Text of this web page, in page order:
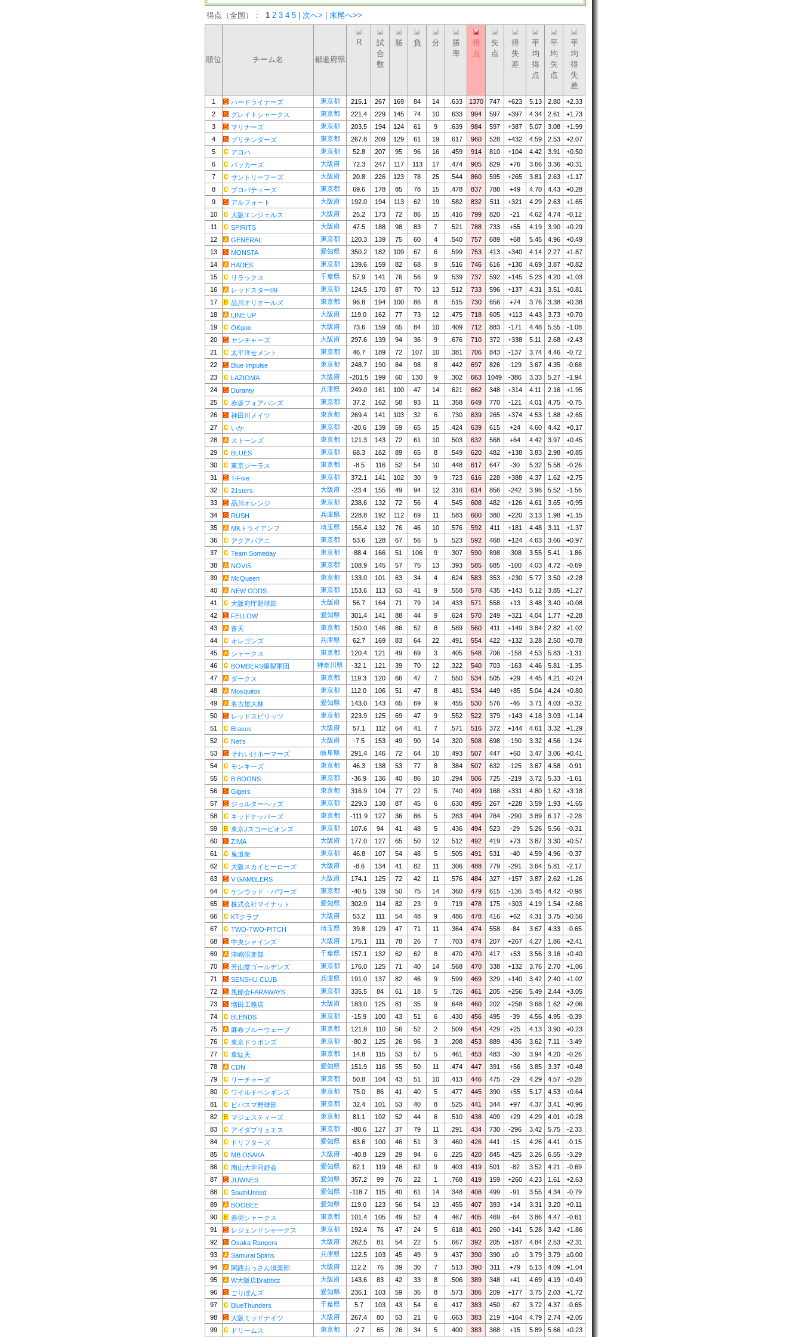
得点（全国）： 1 2 3 4 5 次へ> 末尾へ>>
順位 チーム名 都道府県
R
試
合
数
勝 負 分
勝
率
得
点
失
点
得
失
差
平
均
得
点
平
均
失
点
平
均
得
失
差
1 ハードライナーズ 東京都 215.1 267 169 84 14 .633 1370 747 +623 5.13 2.80
+2.33
2
グレイトシャークス 東京都 221.4 229 145 74 10 .633 994 597 +397 4.34 2.61
+1.73
3
マリナーズ 東京都 203.5 194 124 61 9 .639 984 597 +387 5.07 3.08
+1.99
4
プリテンダーズ 東京都 267.8 209 129 61 19 .617 960 528 +432 4.59 2.53
+2.07
5
アロハ 東京都 52.8 207 95 96 16 .459 914 810 +104 4.42 3.91
+0.50
6
バッカーズ 大阪府 72.3 247 117 113 17 .474 905 829 +76 3.66 3.36
+0.31
7
サントリーフーズ 大阪府 20.8 226 123 78 25 .544 860 595 +265 3.81 2.63
+1.17
8
プロパティーズ 東京都 69.6 178 85 78 15 .478 837 788 +49 4.70 4.43
+0.28
9
アルフォート 大阪府 192.0 194 113 62 19 .582 832 511 +321 4.29 2.63
+1.65
10
大阪エンジェルス 大阪府 25.2 173 72 86 15 .416 799 820 -21 4.62 4.74
-0.12
11
SPIRITS 大阪府 47.5 188 98 83 7 .521 788 733 +55 4.19 3.90
+0.29
12
GENERAL 東京都 120.3 139 75 60 4 .540 757 689 +68 5.45 4.96
+0.49
13
MONSTA 愛知県 350.2 182 109 67 6 .599 753 413 +340 4.14 2.27
+1.87
14
HADES 東京都 139.6 159 82 68 9 .516 746 616 +130 4.69 3.87
+0.82
15
リラックス 千葉県 57.9 141 76 56 9 .539 737 592 +145 5.23 4.20
+1.03
16
レッドスター09 東京都 124.5 170 87 70 13 .512 733 596 +137 4.31 3.51
+0.81
17
品川オリオールズ 東京都 96.8 194 100 86 8 .515 730 656 +74 3.76 3.38
+0.38
18
LINE UP 大阪府 119.0 162 77 73 12 .475 718 605 +113 4.43 3.73
+0.70
19
OKgoo 大阪府 73.6 159 65 84 10 .409 712 883 -171 4.48 5.55
-1.08
20
ヤンチャーズ 大阪府 297.6 139 94 36 9 .676 710 372 +338 5.11 2.68
+2.43
21
太平洋セメント 東京都 46.7 189 72 107 10 .381 706 843 -137 3.74 4.46
-0.72
22
Blue Impulse 東京都 248.7 190 84 98 8 .442 697 826 -129 3.67 4.35
-0.68
23
LAZIOMA 大阪府 -201.5 199 60 130 9 .302 663 1049 -386 3.33 5.27
-1.94
24
Duranty 兵庫県 249.0 161 100 47 14 .621 662 348 +314 4.11 2.16
+1.95
25
赤坂フォアハンズ 東京都 37.2 162 58 93 11 .358 649 770 -121 4.01 4.75
-0.75
26
神田川メイツ 東京都 269.4 141 103 32 6 .730 639 265 +374 4.53 1.88
+2.65
27
いか 東京都 -20.6 139 59 65 15 .424 639 615 +24 4.60 4.42
+0.17
28
ストーンズ 東京都 121.3 143 72 61 10 .503 632 568 +64 4.42 3.97
+0.45
29
BLUES 東京都 68.3 162 89 65 8 .549 620 482 +138 3.83 2.98
+0.85
30
東京ジーラス 東京都 -8.5 116 52 54 10 .448 617 647 -30 5.32 5.58
-0.26
31
T-Five 東京都 372.1 141 102 30 9 .723 616 228 +388 4.37 1.62
+2.75
32
21sters 大阪府 -23.4 155 49 94 12 .316 614 856 -242 3.96 5.52
-1.56
33
品川オレンジ 東京都 238.6 132 72 56 4 .545 608 482 +126 4.61 3.65
+0.95
34
RUSH 兵庫県 228.8 192 112 69 11 .583 600 380 +220 3.13 1.98
+1.15
35
MKトライアンフ 埼玉県 156.4 132 76 46 10 .576 592 411 +181 4.48 3.11
+1.37
36
アクアパアニ 東京都 53.6 128 67 56 5 .523 592 468 +124 4.63 3.66
+0.97
37
Team Someday 東京都 -88.4 166 51 106 9 .307 590 898 -308 3.55 5.41
-1.86
38
NOVIS 東京都 108.9 145 57 75 13 .393 585 685 -100 4.03 4.72
-0.69
39
McQueen 東京都 133.0 101 63 34 4 .624 583 353 +230 5.77 3.50
+2.28
40
NEW ODDS 東京都 153.6 113 63 41 9 .558 578 435 +143 5.12 3.85
+1.27
41
大阪府庁野球部 大阪府 56.7 164 71 79 14 .433 571 558 +13 3.48 3.40
+0.08
42
FELLOW 愛知県 301.4 141 88 44 9 .624 570 249 +321 4.04 1.77
+2.28
43
蒼天 東京都 150.0 146 86 52 8 .589 560 411 +149 3.84 2.82
+1.02
44
オレゴンズ 兵庫県 62.7 169 83 64 22 .491 554 422 +132 3.28 2.50
+0.78
45
シャークス 東京都 120.4 121 49 69 3 .405 548 706 -158 4.53 5.83
-1.31
46
BOMBERS爆裂軍団 神奈川県 -32.1 121 39 70 12 .322 540 703 -163 4.46 5.81
-1.35
47
ダークス 東京都 119.3 120 66 47 7 .550 534 505 +29 4.45 4.21
+0.24
48
Mosquitos 東京都 112.0 106 51 47 8 .481 534 449 +85 5.04 4.24
+0.80
49
名古屋大林 愛知県 143.0 143 65 69 9 .455 530 576 -46 3.71 4.03
-0.32
50
レッドスピリッツ 東京都 223.9 125 69 47 9 .552 522 379 +143 4.18 3.03
+1.14
51
Braves 大阪府 57.1 112 64 41 7 .571 516 372 +144 4.61 3.32
+1.29
52
Net's 大阪府 -7.5 153 49 90 14 .320 508 698 -190 3.32 4.56
-1.24
53
それいけホーマーズ 岐阜県 291.4 146 72 64 10 .493 507 447 +60 3.47 3.06
+0.41
54
モンキーズ 東京都 46.3 138 53 77 8 .384 507 632 -125 3.67 4.58
-0.91
55
B.BOONS 東京都 -36.9 136 40 86 10 .294 506 725 -219 3.72 5.33
-1.61
56
Gigers 東京都 316.9 104 77 22 5 .740 499 168 +331 4.80 1.62
+3.18
57
ジョルターヘッズ 東京都 229.3 138 87 45 6 .630 495 267 +228 3.59 1.93
+1.65
58
キッドナッパーズ 東京都 -111.9 127 36 86 5 .283 494 784 -290 3.89 6.17
-2.28
59
東京Jスコーピオンズ 東京都 107.6 94 41 48 5 .436 494 523 -29 5.26 5.56
-0.31
60
ZIMA 大阪府 177.0 127 65 50 12 .512 492 419 +73 3.87 3.30
+0.57
61
鬼道衆 東京都 46.8 107 54 48 5 .505 491 531 -40 4.59 4.96
-0.37
62
大阪スカイヒーローズ 大阪府 -8.6 134 41 82 11 .306 488 779 -291 3.64 5.81
-2.17
63
V GAMBLERS 大阪府 174.1 125 72 42 11 .576 484 327 +157 3.87 2.62
+1.26
64
ケンウッド・パワーズ 東京都 -40.5 139 50 75 14 .360 479 615 -136 3.45 4.42
-0.98
65
株式会社マイナット 愛知県 302.9 114 82 23 9 .719 478 175 +303 4.19 1.54
+2.66
66
KTクラブ 大阪府 53.2 111 54 48 9 .486 478 416 +62 4.31 3.75
+0.56
67
TWO-TWO-PITCH 埼玉県 39.8 129 47 71 11 .364 474 558 -84 3.67 4.33
-0.65
68
中央シャインズ 大阪府 175.1 111 78 26 7 .703 474 207 +267 4.27 1.86
+2.41
69
津嶋倶楽部 千葉県 157.1 132 62 62 8 .470 470 417 +53 3.56 3.16
+0.40
70
芳山堂ゴールデンズ 東京都 176.0 125 71 40 14 .568 470 338 +132 3.76 2.70
+1.06
71
SENSHU CLUB 兵庫県 191.0 137 82 46 9 .599 469 329 +140 3.42 2.40
+1.02
72
風船会FARAWAYS 東京都 335.5 84 61 18 5 .726 461 205 +256 5.49 2.44
+3.05
73
増田工務店 大阪府 183.0 125 81 35 9 .648 460 202 +258 3.68 1.62
+2.06
74
BLENDS 東京都 -15.9 100 43 51 6 .430 456 495 -39 4.56 4.95
-0.39
75
麻布ブルーウェーブ 東京都 121.8 110 56 52 2 .509 454 429 +25 4.13 3.90
+0.23
76
東京ドラポンズ 東京都 -80.2 125 26 96 3 .208 453 889 -436 3.62 7.11
-3.49
77
韋駄天 東京都 14.8 115 53 57 5 .461 453 483 -30 3.94 4.20
-0.26
78
CDN 愛知県 151.9 116 55 50 11 .474 447 391 +56 3.85 3.37
+0.48
79
リーチャーズ 東京都 50.8 104 43 51 10 .413 446 475 -29 4.29 4.57
-0.28
80
ワイルドペンギンズ 東京都 75.0 86 41 40 5 .477 445 390 +55 5.17 4.53
+0.64
81
ビバスマ野球部 東京都 32.4 101 53 40 8 .525 441 344 +97 4.37 3.41
+0.96
82
マジェスティーズ 東京都 81.1 102 52 44 6 .510 438 409 +29 4.29 4.01
+0.28
83
アイダブリュエス 東京都 -80.6 127 37 79 11 .291 434 730 -296 3.42 5.75
-2.33
84
ドリフターズ 愛知県 63.6 100 46 51 3 .460 426 441 -15 4.26 4.41
-0.15
85
MB OSAKA 大阪府 -40.8 129 29 94 6 .225 420 845 -425 3.26 6.55
-3.29
86
南山大学同好会 愛知県 62.1 119 48 62 9 .403 419 501 -82 3.52 4.21
-0.69
87
JUWNES 愛知県 357.2 99 76 22 1 .768 419 159 +260 4.23 1.61
+2.63
88
SouthUnited 愛知県 -118.7 115 40 61 14 .348 408 499 -91 3.55 4.34
-0.79
89
BOOBEE 愛知県 119.0 123 56 54 13 .455 407 393 +14 3.31 3.20
+0.11
90
赤羽シャークス 東京都 101.4 105 49 52 4 .467 405 469 -64 3.86 4.47
-0.61
91
レジェンドシャークス 東京都 192.4 76 47 24 5 .618 401 260 +141 5.28 3.42
+1.86
92
Osaka Rangers 大阪府 262.5 81 54 22 5 .667 392 205 +187 4.84 2.53
+2.31
93
Samurai Spirits 兵庫県 122.5 103 45 49 9 .437 390 390 ±0 3.79 3.79
±0.00
94
関西おっさん倶楽部 大阪府 112.2 76 39 30 7 .513 390 311 +79 5.13 4.09
+1.04
95
W大阪店Brabbitz 大阪府 143.6 83 42 33 8 .506 389 348 +41 4.69 4.19
+0.49
96
ごりぽんズ 愛知県 236.1 103 59 36 8 .573 386 209 +177 3.75 2.03
+1.72
97
BlueThunders 千葉県 5.7 103 43 54 6 .417 383 450 -67 3.72 4.37
-0.65
98
大阪ミッドナイツ 大阪府 267.4 80 53 21 6 .663 383 219 +164 4.79 2.74
+2.05
99
ドリームス 東京都 -2.7 65 26 34 5 .400 383 368 +15 5.89 5.66 +0.23